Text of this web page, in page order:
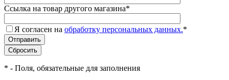
Ссылка на товар другого магазина*
Я согласен на обработку персональных данных.*
* - Поля, обязательные для заполнения